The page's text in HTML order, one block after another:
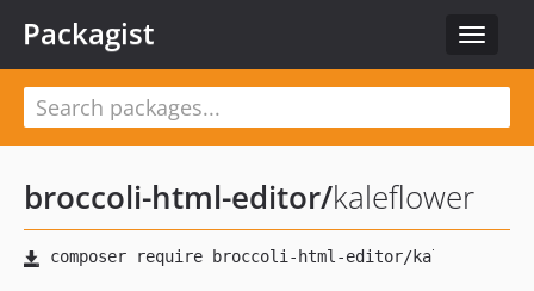
Toggle
Packagist
broccoli-html-editor/kaleflower